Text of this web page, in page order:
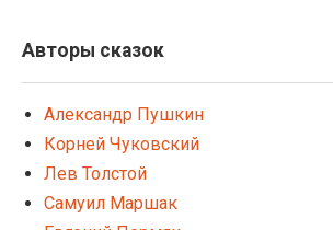
Авторы сказок
Александр Пушкин
Корней Чуковский
Лев Толстой
Самуил Маршак